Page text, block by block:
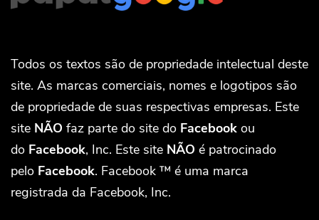
Todos os textos são de propriedade intelectual deste
site. As marcas comerciais, nomes e logotipos são
de propriedade de suas respectivas empresas. Este
site NÃO faz parte do site do Facebook ou
do Facebook, Inc. Este site NÃO é patrocinado
pelo Facebook. Facebook ™ é uma marca
registrada da Facebook, Inc.